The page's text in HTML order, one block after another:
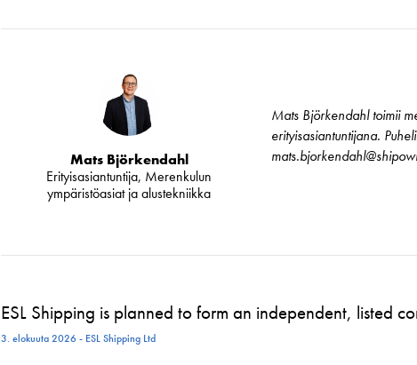
Mats Björkendahl
Erityisasiantuntija, Merenkulun
ympäristöasiat ja alustekniikka
Mats Björkendahl toimii
erityisasiantuntijana.
ESL Shipping is planned to form an independent, listed
3. elokuuta 2026 - ESL Shipping Ltd